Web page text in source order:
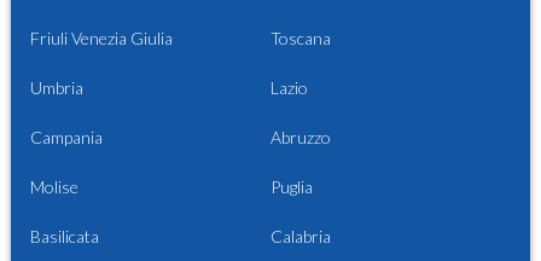
Friuli Venezia Giulia Toscana
Umbria Lazio
Campania Abruzzo
Molise Puglia
Basilicata Calabria